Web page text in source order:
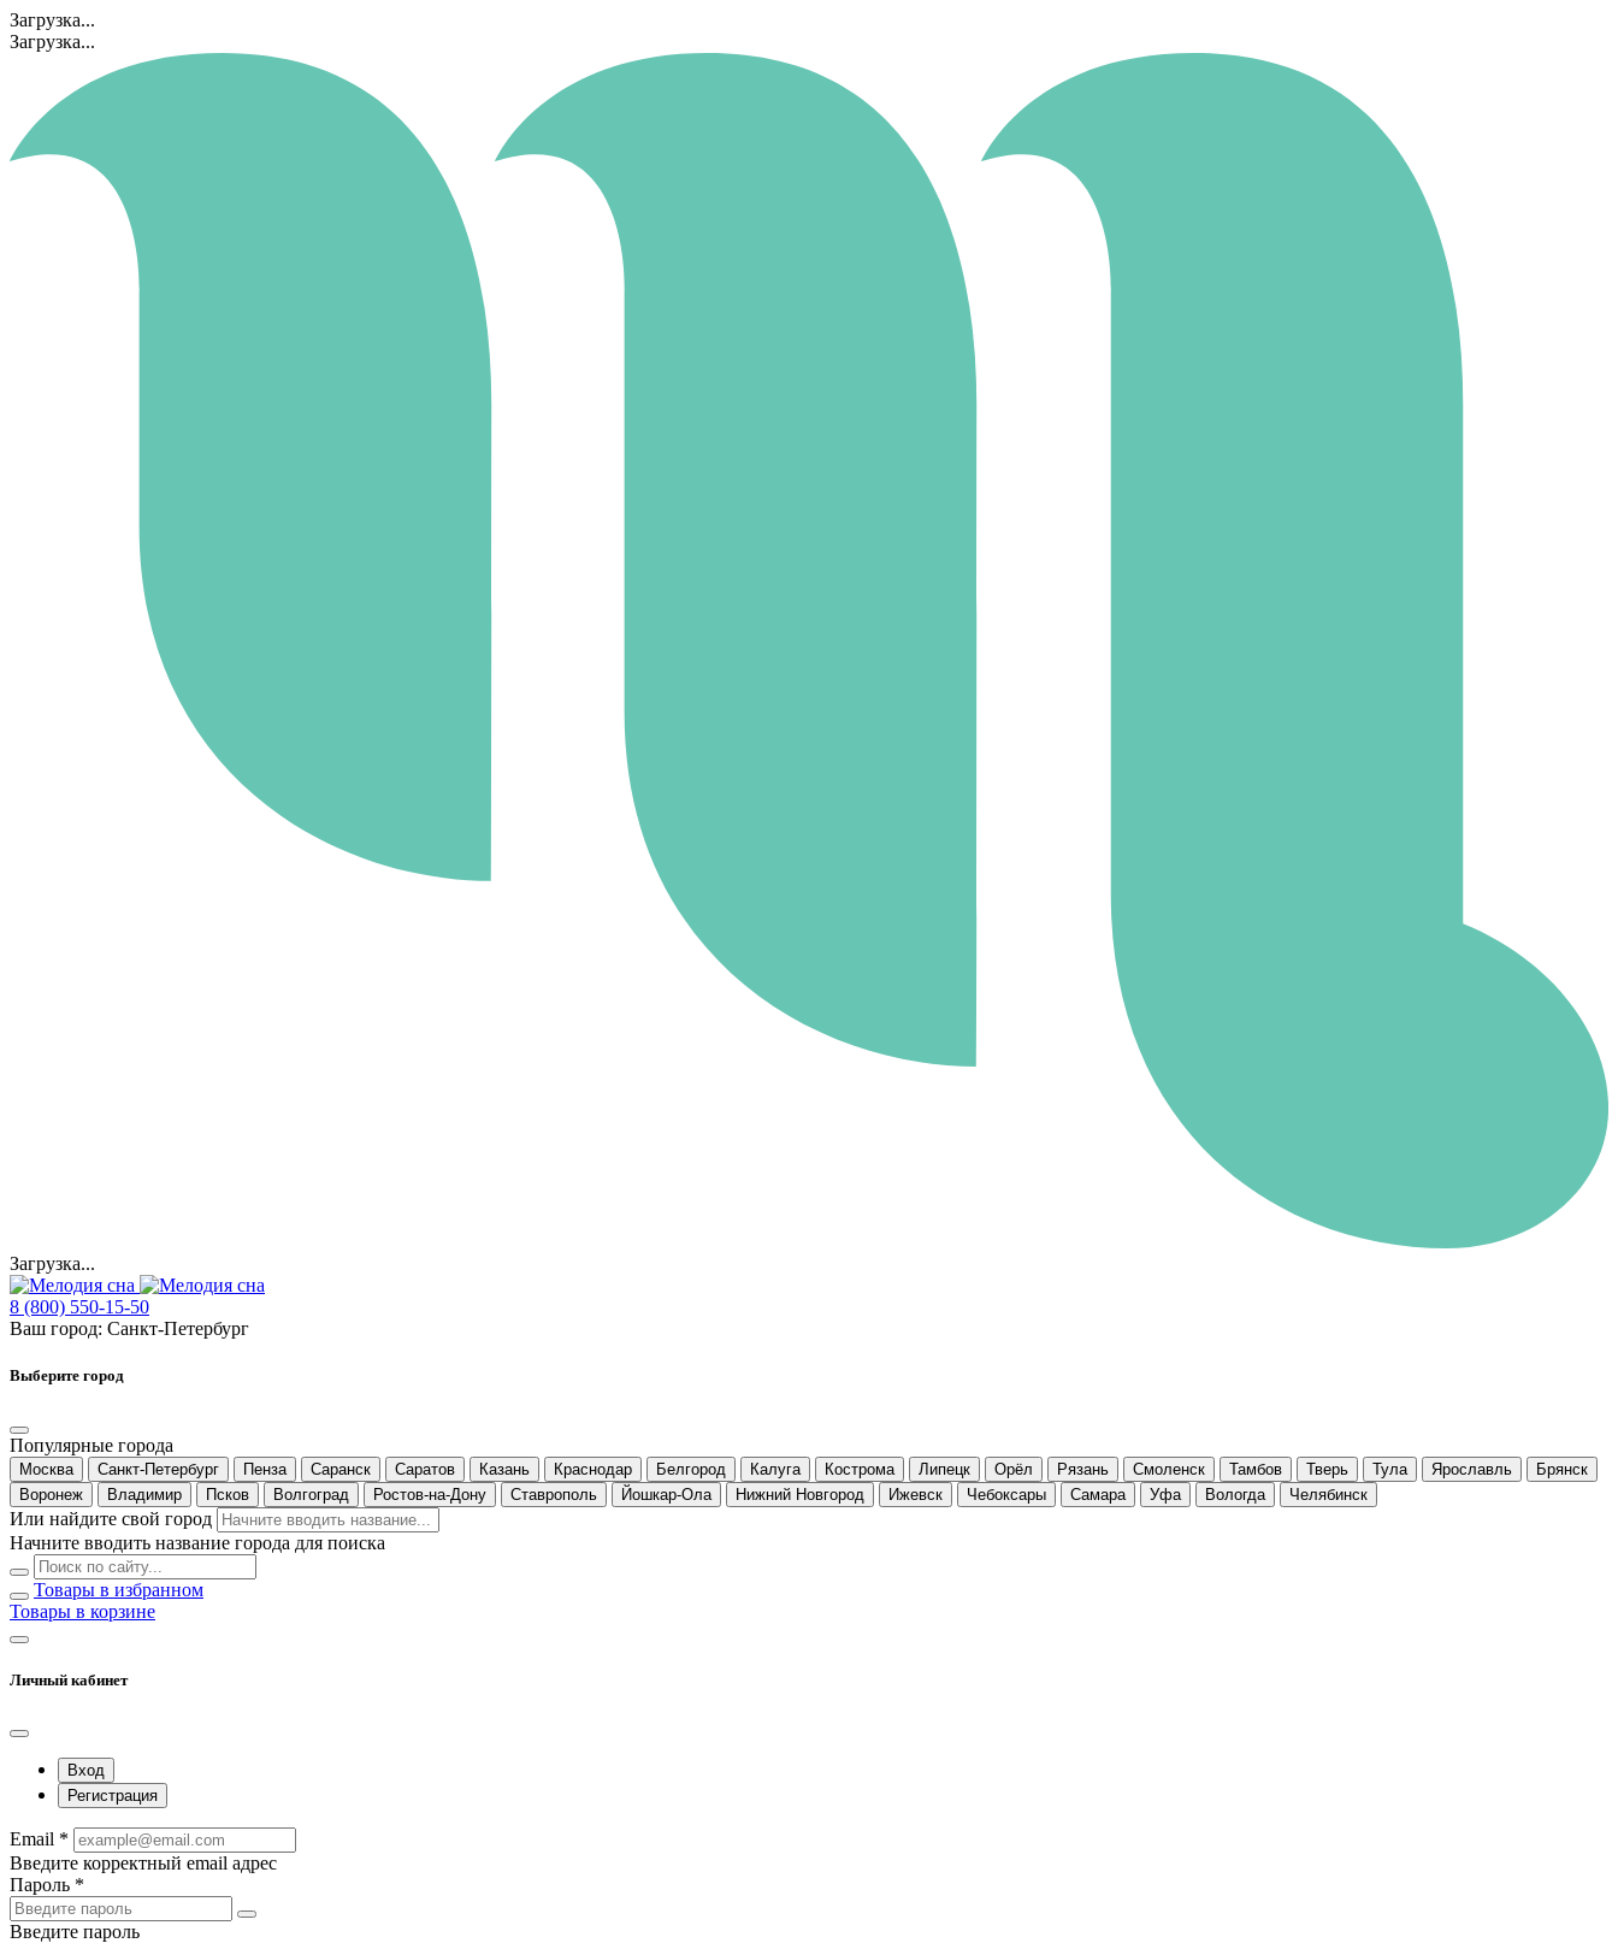
Загрузка...
Загрузка...
Загрузка...
8 (800) 550-15-50
Ваш город: Санкт-Петербург
Выберите город
Популярные города
Москва Санкт-Петербург Пенза Саранск Саратов Казань Краснодар Белгород Калуга Кострома Липецк Орёл Рязань Смоленск Тамбов Тверь Тула Ярославль
Брянск
Воронеж
Владимир Псков Волгоград Ростов-на-Дону Ставрополь Йошкар-Ола Нижний Новгород Ижевск Чебоксары Самара Уфа Вологда Челябинск
Или найдите свой город
Начните вводить название города для поиска
Товары в избранном
Товары в корзине
Личный кабинет
Вход
Регистрация
Email *
Введите корректный email адрес
Пароль *
Введите пароль